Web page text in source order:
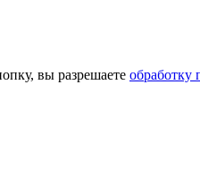
вы разрешаете обработку